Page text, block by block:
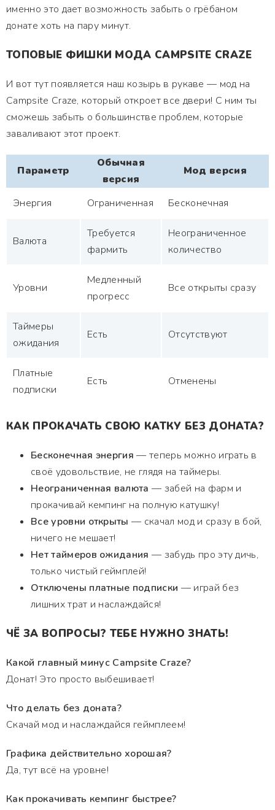
именно это дает возможность забыть о грёбаном
донате хоть на пару минут.
ТОПОВЫЕ ФИШКИ МОДА CAMPSITE CRAZE
И вот тут появляется наш козырь в рукаве — мод на
Campsite Craze, который откроет все двери! С ним ты
сможешь забыть о большинстве проблем, которые
заваливают этот проект.
Параметр
Обычная
версия
Мод версия
Энергия Ограниченная Бесконечная
Валюта
Требуется
фармить
Неограниченное
количество
Уровни
Медленный
прогресс
Все открыты сразу
Таймеры
ожидания
Есть Отсутствуют
Платные
подписки
Есть Отменены
КАК ПРОКАЧАТЬ СВОЮ КАТКУ БЕЗ ДОНАТА?
Бесконечная энергия — теперь можно играть в
своё удовольствие, не глядя на таймеры.
Неограниченная валюта — забей на фарм и
прокачивай кемпинг на полную катушку!
Все уровни открыты — скачал мод и сразу в бой,
ничего не мешает!
Нет таймеров ожидания — забудь про эту дичь,
только чистый геймплей!
Отключены платные подписки — играй без
лишних трат и наслаждайся!
ЧЁ ЗА ВОПРОСЫ? ТЕБЕ НУЖНО ЗНАТЬ!
Какой главный минус Campsite Craze?
Донат! Это просто выбешивает!
Что делать без доната?
Скачай мод и наслаждайся геймплеем!
Графика действительно хорошая?
Да, тут всё на уровне!
Как прокачивать кемпинг быстрее?